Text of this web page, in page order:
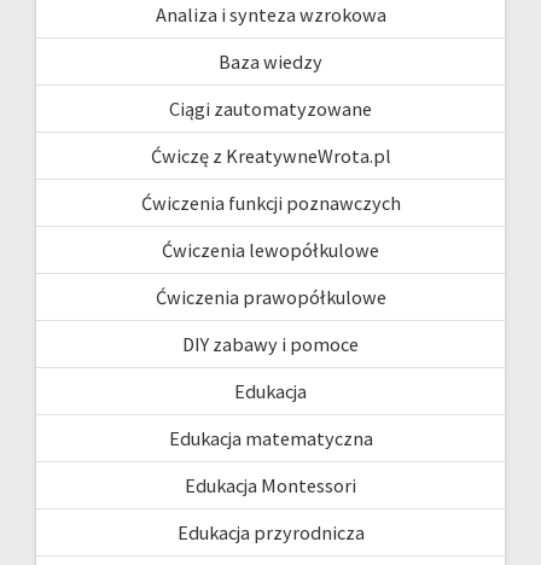
Analiza i synteza wzrokowa
Baza wiedzy
Ciągi zautomatyzowane
Ćwiczę z KreatywneWrota.pl
Ćwiczenia funkcji poznawczych
Ćwiczenia lewopółkulowe
Ćwiczenia prawopółkulowe
DIY zabawy i pomoce
Edukacja
Edukacja matematyczna
Edukacja Montessori
Edukacja przyrodnicza